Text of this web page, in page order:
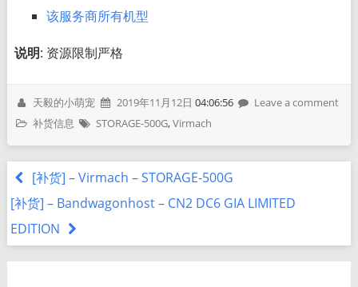
该服务商所有机型
说明: 资源限制严格
天毅的小萌宠 2019年11月12日 04:06:56
Leave a comment
补货信息
STORAGE-500G,Virmach
[补货] – Virmach – STORAGE-500G
[补货] – Bandwagonhost – CN2 DC6 GIA LIMITED
EDITION